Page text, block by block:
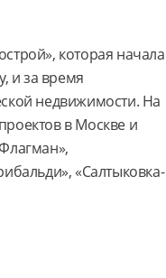
которая начала
и за время
недвижимости. На
в Москве и
«Салтыковка-